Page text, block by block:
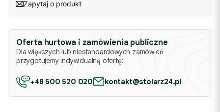
Zapytaj o produkt
Oferta hurtowa i zamówienia publiczne
Dla większych lub niestandardowych zamówień
przygotujemy indywidualną ofertę:
+48 500 520 020 kontakt@stolarz24.pl